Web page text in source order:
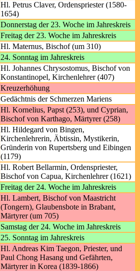
Hl. Petrus Claver, Ordenspriester (1580-
1654)
Donnerstag der 23. Woche im Jahreskreis
Freitag der 23. Woche im Jahreskreis
Hl. Maternus, Bischof (um 310)
24. Sonntag im Jahreskreis
Hl. Johannes Chrysostomus, Bischof von
Konstantinopel, Kirchenlehrer (407)
Kreuzerhöhung
Gedächtnis der Schmerzen Mariens
Hl. Kornelius, Papst (253), und Cyprian,
Bischof von Karthago, Märtyrer (258)
Hl. Hildegard von Bingen,
Kirchenlehrerin, Äbtissin, Mystikerin,
Gründerin von Rupertsberg und Eibingen
(1179)
Hl. Robert Bellarmin, Ordenspriester,
Bischof von Capua, Kirchenlehrer (1621)
Freitag der 24. Woche im Jahreskreis
Hl. Lambert, Bischof von Maastricht
(Tongern), Glaubensbote in Brabant,
Märtyrer (um 705)
Samstag der 24. Woche im Jahreskreis
25. Sonntag im Jahreskreis
Hl. Andreas Kim Taegon, Priester, und
Paul Chong Hasang und Gefährten,
Märtyrer in Korea (1839-1866)